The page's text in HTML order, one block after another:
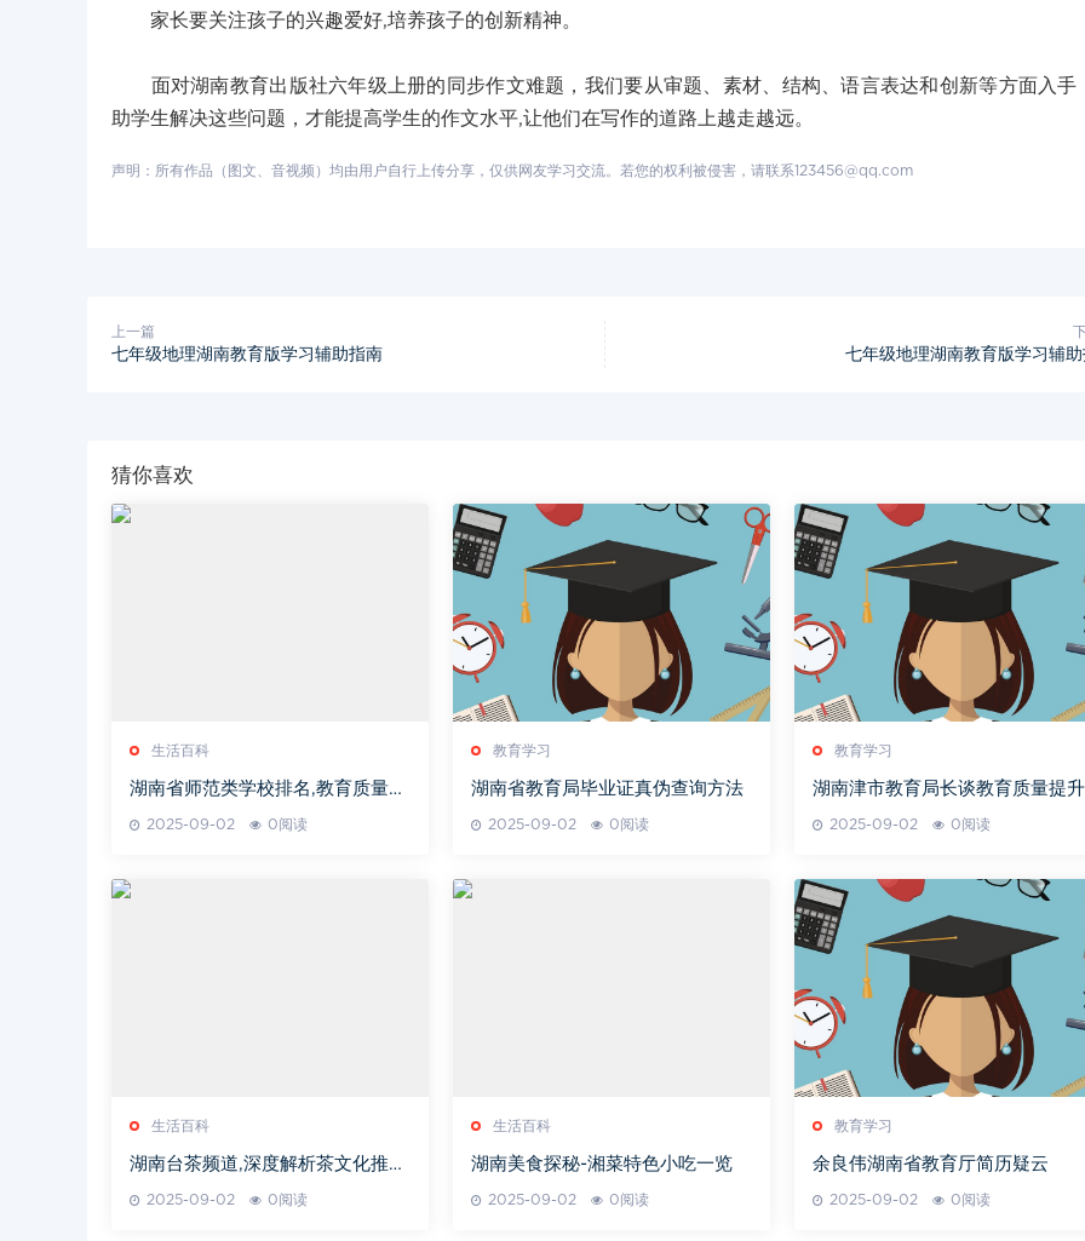
家长要关注孩子的兴趣爱好,培养孩子的创新精神。
面对湖南教育出版社六年级上册的同步作文难题，我们要从审题、素材、结构、语言表达和创新等方面入手
助学生解决这些问题，才能提高学生的作文水平,让他们在写作的道路上越走越远。
声明：所有作品（图文、音视频）均由用户自行上传分享，仅供网友学习交流。若您的权利被侵害，请联系123456@qq.com
上一篇
七年级地理湖南教育版学习辅助指南 七年级地理湖南教育版学习辅
猜你喜欢
生活百科
湖南省师范类学校排名,教育质量与
特色解析-全面指南
2025-09-02 0阅读
教育学习
湖南省教育局毕业证真伪查询方法
2025-09-02 0阅读
教育学习
湖南津市教育局长谈教育质量提升
2025-09-02 0阅读
生活百科
湖南台茶频道,深度解析茶文化推
广-专业茶艺展示平台
2025-09-02 0阅读
生活百科
湖南美食探秘-湘菜特色小吃一览
2025-09-02 0阅读
教育学习
余良伟湖南省教育厅简历疑云
2025-09-02 0阅读